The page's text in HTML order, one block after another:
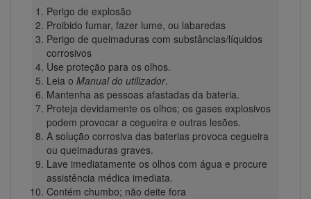
Perigo de explosão
Proibido fumar, fazer lume, ou labaredas
Perigo de queimaduras com substâncias/líquidos
corrosivos
Use proteção para os olhos.
Leia o Manual do utilizador.
Mantenha as pessoas afastadas da bateria.
Proteja devidamente os olhos; os gases explosivos
podem provocar a cegueira e outras lesões.
A solução corrosiva das baterias provoca cegueira
ou queimaduras graves.
Lave imediatamente os olhos com água e procure
assistência médica imediata.
Contém chumbo; não deite fora